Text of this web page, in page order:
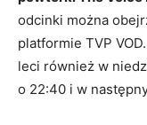
odcinki można
platformie TVP
leci również w
o 22:40 i w